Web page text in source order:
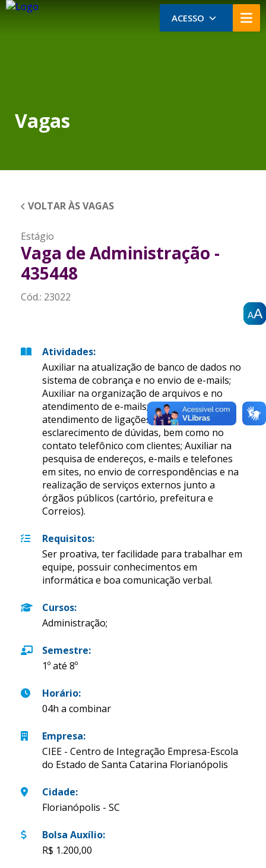
AA
AA
AA
ACESSO
Vagas
VOLTAR ÀS VAGAS
Estágio
Vaga de Administração -
435448
Cód.: 23022
Atividades:
Auxiliar na atualização de banco de dados no
sistema de cobrança e no envio de e-mails;
Auxiliar na organização de arquivos e no
atendimento de e-mails; Auxiliar no
atendimento de ligações para orientações e
esclarecimento de dúvidas, bem como no
contato telefônico com clientes; Auxiliar na
pesquisa de endereços, e-mails e telefones
em sites, no envio de correspondências e na
realização de serviços externos junto a
órgãos públicos (cartório, prefeitura e
Correios).
Requisitos:
Ser proativa, ter facilidade para trabalhar em
equipe, possuir conhecimentos em
informática e boa comunicação verbal.
Cursos:
Administração;
Semestre:
1º até 8º
Horário:
04h a combinar
Empresa:
CIEE - Centro de Integração Empresa-Escola
do Estado de Santa Catarina Florianópolis
Cidade:
Florianópolis - SC
Bolsa Auxílio:
R$ 1.200,00